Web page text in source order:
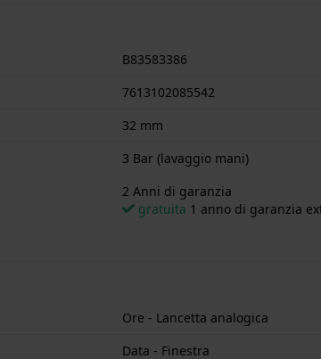
B83583386
7613102085542
32 mm
3 Bar (lavaggio mani)
2 Anni di garanzia
gratuita 1 anno di garanzia
Ore - Lancetta analogica
Data - Finestra